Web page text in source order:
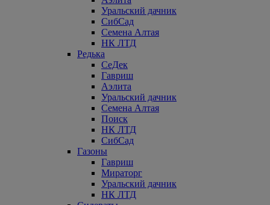
Уральский дачник
СибСад
Семена Алтая
НК ЛТД
Редька
СеДек
Гавриш
Аэлита
Уральский дачник
Семена Алтая
Поиск
НК ЛТД
СибСад
Газоны
Гавриш
Мираторг
Уральский дачник
НК ЛТД